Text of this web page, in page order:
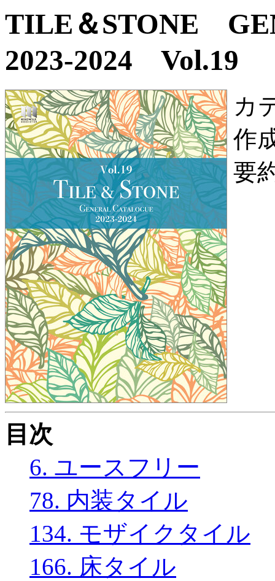
TILE＆STONE
2023-2024 Vol.19
カ
作
要
目次
6. ユースフリー
78. 内装タイル
134. モザイクタイル
166. 床タイル